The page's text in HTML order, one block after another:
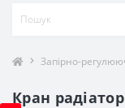
Запірно-
Кран